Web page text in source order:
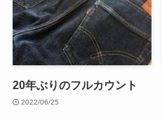
20年ぶりのフルカウント
2022/06/25